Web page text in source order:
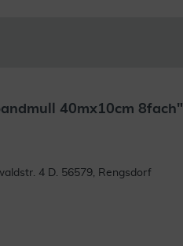
40mx10cm 8fach"
4 D. 56579, Rengsdorf